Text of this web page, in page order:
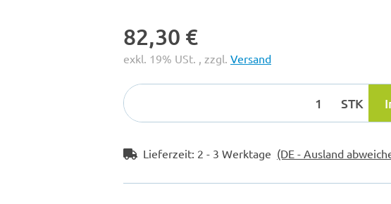
82,30 €
exkl. 19% USt. , zzgl. Versand
STK
Lieferzeit: 2 - 3 Werktage (DE - Ausland